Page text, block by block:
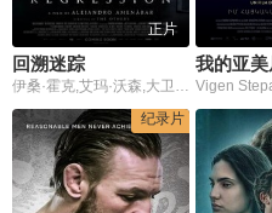
正片
回溯迷踪
伊桑·霍克,艾玛·沃森,大卫·休里斯,戴文·博斯蒂克,戴尔·迪奇,艾伦·阿什莫,亚当·布切,大卫·丹席克,阿隆·艾布拉姆斯,罗泰尔·布鲁特,彼得·麦克内尔
我的亚美
Vigen
纪录片